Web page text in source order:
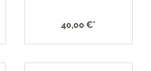
40,00 €*